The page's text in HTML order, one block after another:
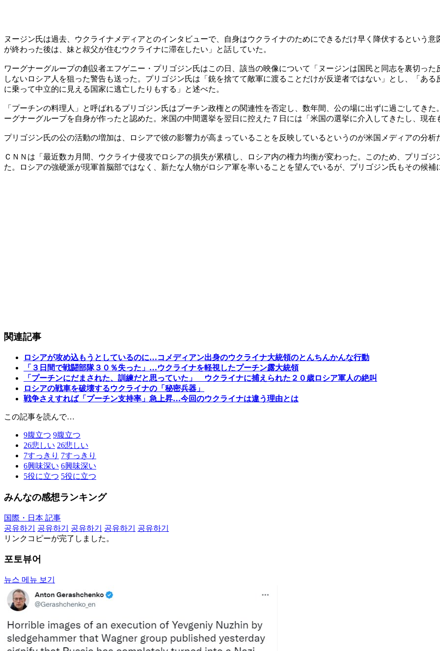
ヌージン氏は過去、ウクライナメディアとのインタビューで、自身はウクライナのためにできるだけ早く降伏するという
が終わった後は、妹と叔父が住むウクライナに滞在したい」と話していた。
ワーグナーグループの創設者エフゲニー・プリゴジン氏はこの日、該当の映像について「ヌージンは国民と同志を裏切っ
しないロシア人を狙った警告も送った。プリゴジン氏は「銃を捨てて敵軍に渡ることだけが反逆者ではない」とし、「あ
に乗って中立的に見える国家に逃亡したりもする」と述べた。
「プーチンの料理人」と呼ばれるプリゴジン氏はプーチン政権との関連性を否定し、数年間、公の場に出ずに過ごしてき
ーグナーグループを自身が作ったと認めた。米国の中間選挙を翌日に控えた７日には「米国の選挙に介入してきたし、現在
プリゴジン氏の公の活動の増加は、ロシアで彼の影響力が高まっていることを反映しているというのが米国メディアの分析
ＣＮＮは「最近数カ月間、ウクライナ侵攻でロシアの損失が累積し、ロシア内の権力均衡が変わった。このため、プリゴ
た。ロシアの強硬派が現軍首脳部ではなく、新たな人物がロシア軍を率いることを望んでいるが、プリゴジン氏もその候補
関連記事
ロシアが攻め込もうとしているのに…コメディアン出身のウクライナ大統領のとんちんかんな行動
「３日間で戦闘部隊３０％失った」…ウクライナを軽視したプーチン露大統領
「プーチンにだまされた、訓練だと思っていた」 ウクライナに捕えられた２０歳ロシア軍人の絶叫
ロシアの戦車を破壊するウクライナの「秘密兵器」
戦争さえすれば「プーチン支持率」急上昇…今回のウクライナは違う理由とは
この記事を読んで…
9腹立つ 9腹立つ
26悲しい 26悲しい
7すっきり 7すっきり
6興味深い 6興味深い
5役に立つ 5役に立つ
みんなの感想ランキング
国際・日本 記事
공유하기
공유하기 공유하기 공유하기
공유하기
リンクコピーが完了しました。
포토뷰어
뉴스 메뉴 보기